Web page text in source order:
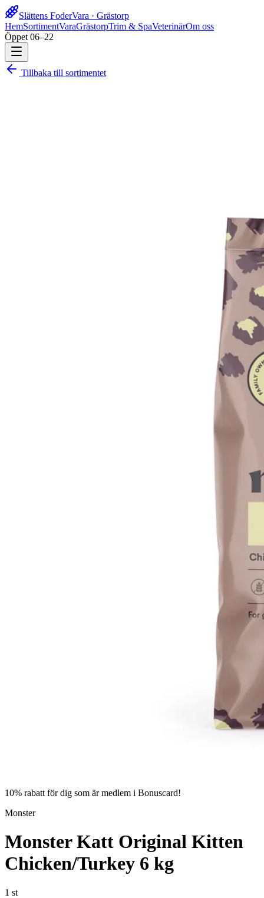
Slättens FoderVara · Grästorp
HemSortimentVaraGrästorpTrim & SpaVeterinärOm oss
Öppet 06–22
Tillbaka till sortimentet
10% rabatt för dig som är medlem i Bonuscard!
Monster
Monster Katt Original Kitten
Chicken/Turkey 6 kg
1 st